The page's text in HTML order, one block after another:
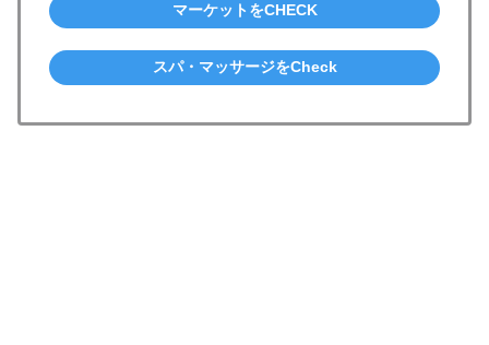
マーケットをCHECK
スパ・マッサージをCheck